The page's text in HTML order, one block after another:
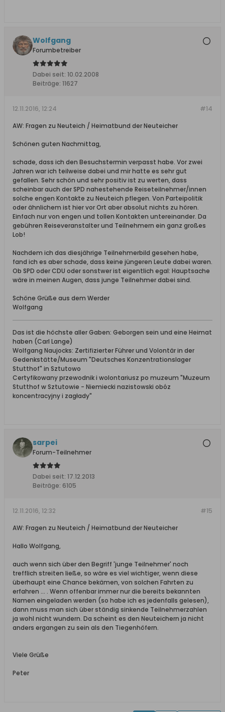
Wolfgang
Forumbetreiber
Dabei seit: 10.02.2008
Beiträge: 11627
#14
12.11.2016, 12:24
AW: Fragen zu Neuteich / Heimatbund der Neuteicher
Schönen guten Nachmittag,
schade, dass ich den Besuchstermin verpasst habe. Vor zwei
Jahren war ich teilweise dabei und mir hatte es sehr gut
gefallen. Sehr schön und sehr positiv ist zu werten, dass
scheinbar auch der SPD nahestehende Reiseteilnehmer/innen
solche engen Kontakte zu Neuteich pflegen. Von Parteipolitik
oder ähnlichem ist hier vor Ort aber absolut nichts zu hören.
Einfach nur von engen und tollen Kontakten untereinander. Da
gebühren Reiseveranstalter und Teilnehmern ein ganz großes
Lob!
Nachdem ich das diesjährige Teilnehmerbild gesehen habe,
fand ich es aber schade, dass keine jüngeren Leute dabei waren.
Ob SPD oder CDU oder sonstwer ist eigentlich egal: Hauptsache
wäre in meinen Augen, dass junge Teilnehmer dabei sind.
Schöne Grüße aus dem Werder
Wolfgang
Das ist die höchste aller Gaben: Geborgen sein und eine Heimat
haben (Carl Lange)
Wolfgang Naujocks: Zertifizierter Führer und Volontär in der
Gedenkstätte/Museum "Deutsches Konzentrationslager
Stutthof" in Sztutowo
Certyfikowany przewodnik i wolontariusz po muzeum "Muzeum
Stutthof w Sztutowie - Niemiecki nazistowski obóz
koncentracyjny i zagłady"
sarpei
Forum-Teilnehmer
Dabei seit: 17.12.2013
Beiträge: 6105
#15
12.11.2016, 12:32
AW: Fragen zu Neuteich / Heimatbund der Neuteicher
Hallo Wolfgang,
auch wenn sich über den Begriff 'junge Teilnehmer' noch
trefflich streiten ließe, so wäre es viel wichtiger, wenn diese
überhaupt eine Chance bekämen, von solchen Fahrten zu
erfahren ... . Wenn offenbar immer nur die bereits bekannten
Namen eingeladen werden (so habe ich es jedenfalls gelesen),
dann muss man sich über ständig sinkende Teilnehmerzahlen
ja wohl nicht wundern. Da scheint es den Neuteichern ja nicht
anders ergangen zu sein als den Tiegenhöfern.
Viele Grüße
Peter